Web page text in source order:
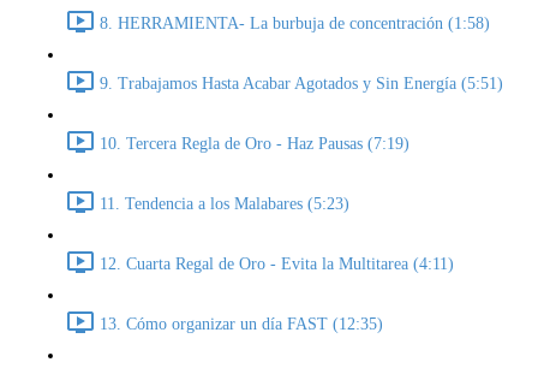
8. HERRAMIENTA- La burbuja de concentración (1:58)
9. Trabajamos Hasta Acabar Agotados y Sin Energía (5:51)
10. Tercera Regla de Oro - Haz Pausas (7:19)
11. Tendencia a los Malabares (5:23)
12. Cuarta Regal de Oro - Evita la Multitarea (4:11)
13. Cómo organizar un día FAST (12:35)